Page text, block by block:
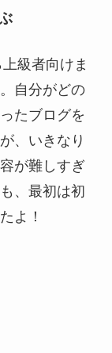
級者向けま
自分がどの
たブログを
、いきなり
が難しすぎ
、最初は初
よ！